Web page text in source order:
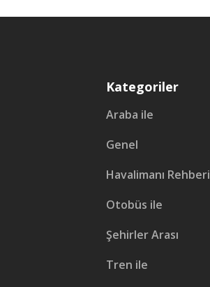
Kategoriler
Araba ile
Genel
Havalimanı Rehberi
Otobüs ile
Şehirler Arası
Tren ile